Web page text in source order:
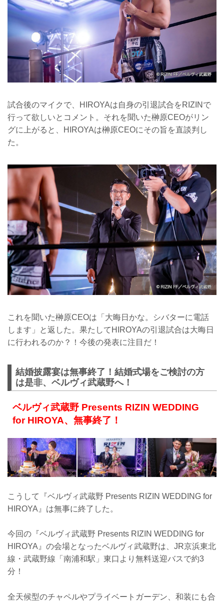
試合後のマイクで、HIROYAは自身の引退試合をRIZINで
行って欲しいとコメント。それを聞いた榊原CEOがリン
グに上がると、HIROYAは榊原CEOにその旨を直談判し
た。
これを聞いた榊原CEOは「大晦日かな。シバターに電話
します」と返した。果たしてHIROYAの引退試合は大晦日
に行われるのか？！今後の発表に注目だ！
結婚披露宴は無事終了！結婚式場をご検討の方
は是非、ベルヴィ武蔵野へ！
ベルヴィ武蔵野 Presents RIZIN WEDDING
for HIROYA、無事終了！
こうして『ベルヴィ武蔵野 Presents RIZIN WEDDING for
HIROYA』は無事に終了した。
今回の『ベルヴィ武蔵野 Presents RIZIN WEDDING for
HIROYA』の会場となったベルヴィ武蔵野は、JR京浜東北
線・武蔵野線「南浦和駅」東口より無料送迎バスで約3
分！
全天候型のチャペルやプライベートガーデン、和装にも合